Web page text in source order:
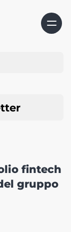
fintech
gruppo